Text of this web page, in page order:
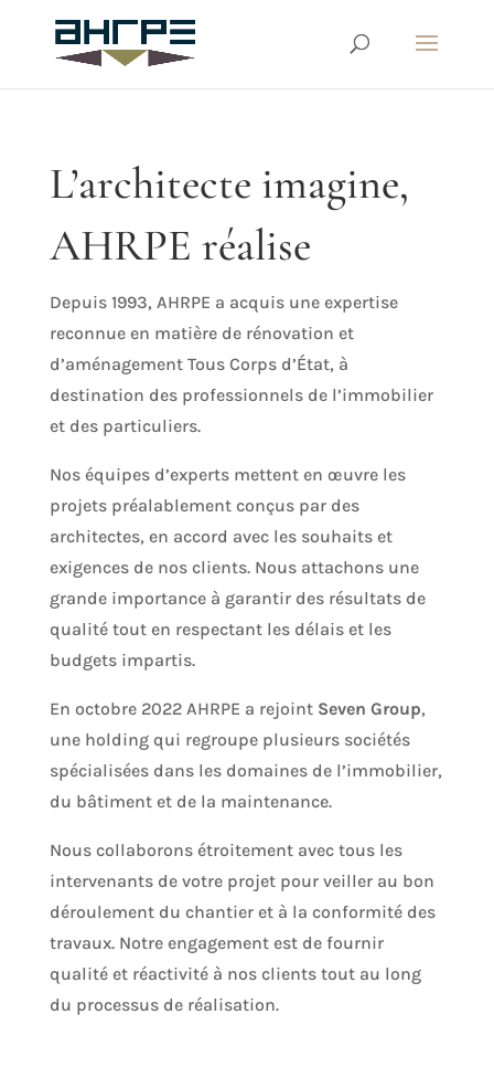
L’architecte imagine,
AHRPE réalise
Depuis 1993, AHRPE a acquis une expertise
reconnue en matière de rénovation et
d’aménagement Tous Corps d’État, à
destination des professionnels de l’immobilier
et des particuliers.
Nos équipes d’experts mettent en œuvre les
projets préalablement conçus par des
architectes, en accord avec les souhaits et
exigences de nos clients. Nous attachons une
grande importance à garantir des résultats de
qualité tout en respectant les délais et les
budgets impartis.
En octobre 2022 AHRPE a rejoint Seven Group,
une holding qui regroupe plusieurs sociétés
spécialisées dans les domaines de l’immobilier,
du bâtiment et de la maintenance.
Nous collaborons étroitement avec tous les
intervenants de votre projet pour veiller au bon
déroulement du chantier et à la conformité des
travaux. Notre engagement est de fournir
qualité et réactivité à nos clients tout au long
du processus de réalisation.